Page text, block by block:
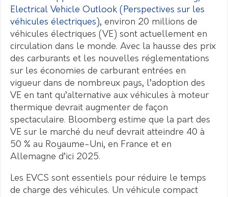
Electrical Vehicle Outlook (Perspectives sur les
véhicules électriques), environ 20 millions de
véhicules électriques (VE) sont actuellement en
circulation dans le monde. Avec la hausse des prix
des carburants et les nouvelles réglementations
sur les économies de carburant entrées en
vigueur dans de nombreux pays, l’adoption des
VE en tant qu’alternative aux véhicules à moteur
thermique devrait augmenter de façon
spectaculaire. Bloomberg estime que la part des
VE sur le marché du neuf devrait atteindre 40 à
50 % au Royaume-Uni, en France et en
Allemagne d’ici 2025.
Les EVCS sont essentiels pour réduire le temps
de charge des véhicules. Un véhicule compact